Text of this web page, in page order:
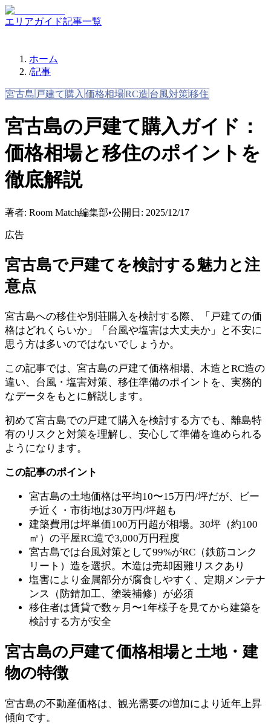
エリアガイド記事一覧
ホーム
/記事
宮古島 戸建て購入 価格相場RC造 台風対策移住
宮古島の戸建て購入ガイド：
価格相場と移住のポイントを
徹底解説
著者: Room Match編集部•公開日: 2025/12/17
広告
宮古島で戸建てを検討する魅力と注
意点
宮古島への移住や別荘購入を検討する際、「戸建ての価
格はどれくらいか」「台風や塩害は大丈夫か」と不安に
思う方は多いのではないでしょうか。
この記事では、宮古島の戸建て価格相場、木造とRC造の
違い、台風・塩害対策、移住準備のポイントを、実務的
なデータをもとに解説します。
初めて宮古島での戸建て購入を検討する方でも、離島特
有のリスクと対策を理解し、安心して準備を進められる
ようになります。
この記事のポイント
宮古島の土地価格は平均10〜15万円/坪だが、ビー
チ近く・市街地は30万円/坪超も
建築費用は坪単価100万円超が相場。30坪（約100
㎡）の平屋RC造で3,000万円程度
宮古島では台風対策として99%がRC（鉄筋コンク
リート）造を選択。木造は売却困難リスクあり
塩害により金属部分が腐食しやすく、定期メンテナ
ンス（防錆加工、塗装補修）が必須
移住者は賃貸で数ヶ月〜1年様子を見てから建築を
検討する方が安全
宮古島の戸建て価格相場と土地・建
物の特徴
宮古島の不動産価格は、観光需要の増加により近年上昇
傾向です。